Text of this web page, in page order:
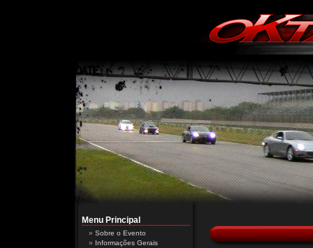
Menu Principal
Sobre o Evento
Informações Gerais